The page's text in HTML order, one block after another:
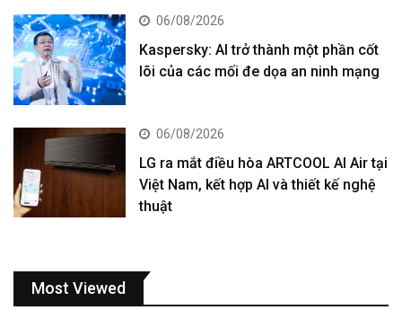
06/08/2026
Kaspersky: AI trở thành một phần cốt
lõi của các mối đe dọa an ninh mạng
06/08/2026
LG ra mắt điều hòa ARTCOOL AI Air tại
Việt Nam, kết hợp AI và thiết kế nghệ
thuật
Most Viewed